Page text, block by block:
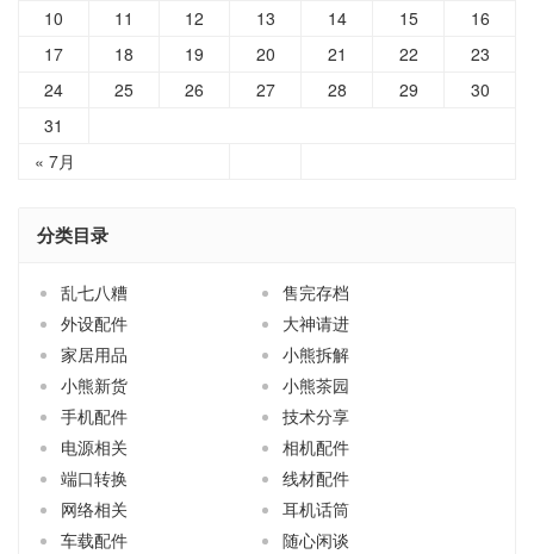
« 7月
10
11 12 13 14 15
16
17
18 19 20 21 22
23
24
25 26 27 28 29
30
31
分类目录
乱七八糟
售完存档
外设配件
大神请进
家居用品
小熊拆解
小熊新货
小熊茶园
手机配件
技术分享
电源相关
相机配件
端口转换
线材配件
网络相关
耳机话筒
车载配件
随心闲谈